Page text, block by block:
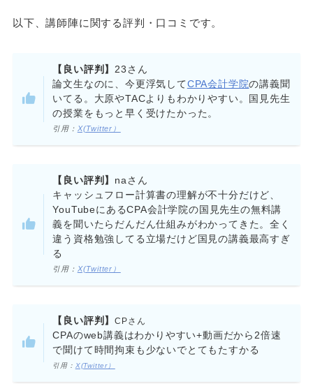
以下、講師陣に関する評判・口コミです。
【良い評判】23さん
論文生なのに、今更浮気してCPA会計学院の講義聞
いてる。大原やTACよりもわかりやすい。国見先生
の授業をもっと早く受けたかった。
引用： X(Twitter）
【良い評判】 naさん
キャッシュフロー計算書の理解が不十分だけど、
YouTubeにあるCPA会計学院の国見先生の無料講
義を聞いたらだんだん仕組みがわかってきた。全く
違う資格勉強してる立場だけど国見の講義最高すぎ
る
引用： X(Twitter）
【良い評判】CPさん
CPAのweb講義はわかりやすい+動画だから2倍速
で聞けて時間拘束も少ないでとてもたすかる
引用： X(Twitter）